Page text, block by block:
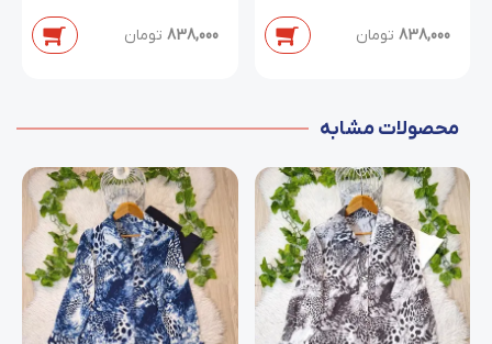
838,000 تومان 838,000 تومان
محصولات مشابه